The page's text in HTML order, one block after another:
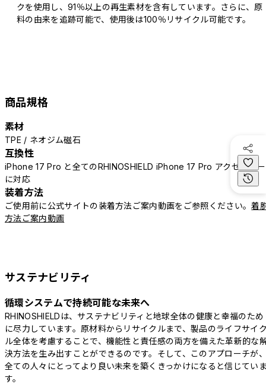
クを使用し、91％以上の再生素材を含有しています。さらに、原
料の由来を追跡可能で、使用後は100％リサイクル可能です。
商品規格
素材
TPE / ネオジム磁石
互換性
iPhone 17 Pro と全てのRHINOSHIELD iPhone 17 Pro アクセサリー
に対応
装着方法
ご使用前に公式サイトの装着方法ご案内動画をご参照ください。着
方法ご案内動画
サステナビリティ
循環システムで持続可能な未来へ
RHINOSHIELDは、サステナビリティと地球全体の健康と幸福のため
に尽力しています。原材料からリサイクルまで、製品のライフサイ
ル全体を考慮することで、機能性と責任感の両方を備えた革新的な
決方法を生み出すことができるのです。そして、このアプローチが
全ての人々にとってより良い未来を築くきっかけになると信じてい
す。